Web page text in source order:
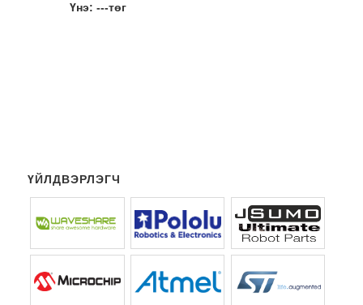
Үнэ: ---төг
ҮЙЛДВЭРЛЭГЧ